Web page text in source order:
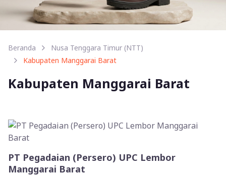
Beranda
Nusa Tenggara Timur (NTT)
Kabupaten Manggarai Barat
Kabupaten Manggarai Barat
PT Pegadaian (Persero) UPC Lembor
Manggarai Barat